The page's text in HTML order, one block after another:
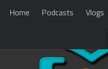
Home Podcasts Vlogs